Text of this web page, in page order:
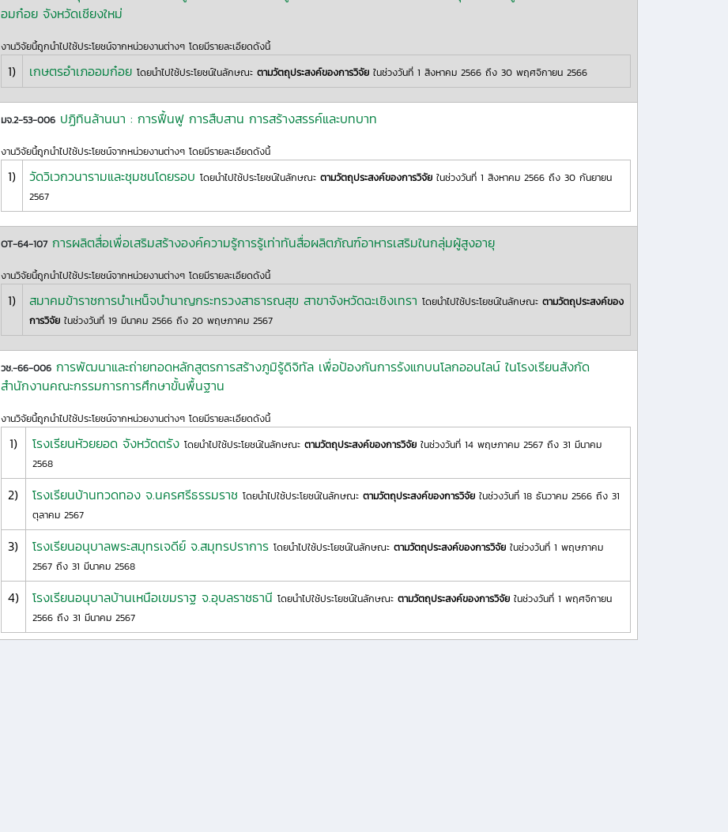
อมก๋อย จังหวัดเชียงใหม่
งานวิจัยนี้ถูกนำไปใช้ประโยชน์จากหน่วยงานต่างๆ โดยมีรายละเอียดดังนี้
1) เกษตรอำเภออมก๋อย โดยนำไปใช้ประโยชน์ในลักษณะ ตามวัตถุประสงค์ของการวิจัยในช่วงวันที่ 1 สิงหาคม 2566 ถึง 30 พฤศจิกายน 2566
มจ.2-53-006 ปฏิทินล้านนา : การฟื้นฟู การสืบสาน การสร้างสรรค์และบทบาท
งานวิจัยนี้ถูกนำไปใช้ประโยชน์จากหน่วยงานต่างๆ โดยมีรายละเอียดดังนี้
1) วัดวิเวกวนารามและชุมชนโดยรอบ โดยนำไปใช้ประโยชน์ในลักษณะ ตามวัตถุประสงค์ของการวิจัยในช่วงวันที่ 1 สิงหาคม 2566 ถึง 30 กันยายน
2567
OT-64-107 การผลิตสื่อเพื่อเสริมสร้างองค์ความรู้การรู้เท่าทันสื่อผลิตภัณฑ์อาหารเสริมในกลุ่มผู้สูงอายุ
งานวิจัยนี้ถูกนำไปใช้ประโยชน์จากหน่วยงานต่างๆ โดยมีรายละเอียดดังนี้
1) สมาคมข้าราชการบำเหน็จบำนาญกระทรวงสาธารณสุข สาขาจังหวัดฉะเชิงเทรา โดยนำไปใช้ประโยชน์ในลักษณะ ตามวัตถุประสงค์ของ
การวิจัยในช่วงวันที่ 19 มีนาคม 2566 ถึง 20 พฤษภาคม 2567
วช.-66-006 การพัฒนาและถ่ายทอดหลักสูตรการสร้างภูมิรู้ดิจิทัล เพื่อป้องกันการรังแกบนโลกออนไลน์ ในโรงเรียนสังกัด
สำนักงานคณะกรรมการการศึกษาขั้นพื้นฐาน
งานวิจัยนี้ถูกนำไปใช้ประโยชน์จากหน่วยงานต่างๆ โดยมีรายละเอียดดังนี้
1) โรงเรียนหัวยยอด จังหวัดตรัง โดยนำไปใช้ประโยชน์ในลักษณะ ตามวัตถุประสงค์ของการวิจัยในช่วงวันที่ 14 พฤษภาคม 2567 ถึง 31 มีนาคม
2568
2) โรงเรียนบ้านทวดทอง จ.นครศรีธรรมราช โดยนำไปใช้ประโยชน์ในลักษณะ ตามวัตถุประสงค์ของการวิจัยในช่วงวันที่ 18 ธันวาคม 2566 ถึง 31
ตุลาคม 2567
3) โรงเรียนอนุบาลพระสมุทรเจดีย์ จ.สมุทรปราการ โดยนำไปใช้ประโยชน์ในลักษณะ ตามวัตถุประสงค์ของการวิจัยในช่วงวันที่ 1 พฤษภาคม
2567 ถึง 31 มีนาคม 2568
4) โรงเรียนอนุบาลบ้านเหนือเขมราฐ จ.อุบลราชธานี โดยนำไปใช้ประโยชน์ในลักษณะ ตามวัตถุประสงค์ของการวิจัยในช่วงวันที่ 1 พฤศจิกายน
2566 ถึง 31 มีนาคม 2567